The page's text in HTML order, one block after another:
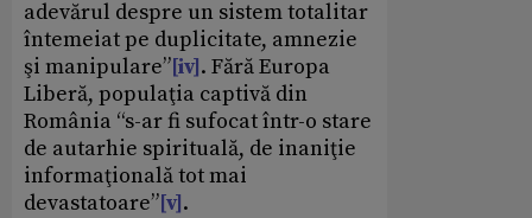
adevărul despre un sistem totalitar
întemeiat pe duplicitate, amnezie
şi manipulare”[iv]. Fără Europa
Liberă, populaţia captivă din
România “s-ar fi sufocat într-o stare
de autarhie spirituală, de inaniţie
informaţională tot mai
devastatoare”[v].